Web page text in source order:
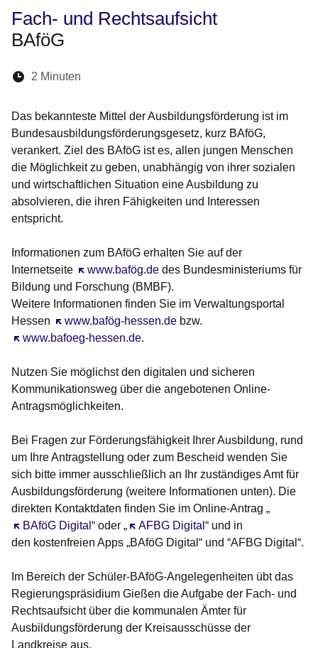
Fach- und Rechtsaufsicht
BAföG
Lesedauer:
2 Minuten
Das bekannteste Mittel der Ausbildungsförderung ist im
Bundesausbildungsförderungsgesetz, kurz BAföG,
verankert. Ziel des BAföG ist es, allen jungen Menschen
die Möglichkeit zu geben, unabhängig von ihrer sozialen
und wirtschaftlichen Situation eine Ausbildung zu
absolvieren, die ihren Fähigkeiten und Interessen
entspricht.
Informationen zum BAföG erhalten Sie auf der
Internetseite
www.bafög.de
Öffnet sich in einem neuen Fenster
des Bundesministeriums für
Bildung und Forschung (BMBF).
Weitere Informationen finden Sie im Verwaltungsportal
Hessen
www.bafög-hessen.de
Öffnet sich in einem neuen Fenster
bzw.
www.bafoeg-hessen.de
Öffnet sich in einem neuen Fenster
.
Nutzen Sie möglichst den digitalen und sicheren
Kommunikationsweg über die angebotenen Online-
Antragsmöglichkeiten.
Bei Fragen zur Förderungsfähigkeit Ihrer Ausbildung, rund
um Ihre Antragstellung oder zum Bescheid wenden Sie
sich bitte immer ausschließlich an Ihr zuständiges Amt für
Ausbildungsförderung (weitere Informationen unten). Die
direkten Kontaktdaten finden Sie im Online-Antrag „
BAföG Digital
Öffnet sich in einem neuen Fenster
“ oder „ AFBG Digital
Öffnet sich in einem neuen Fenster
“ und in
den kostenfreien Apps „BAföG Digital“ und “AFBG Digital“.
Im Bereich der Schüler-BAföG-Angelegenheiten übt das
Regierungspräsidium Gießen die Aufgabe der Fach- und
Rechtsaufsicht über die kommunalen Ämter für
Ausbildungsförderung der Kreisausschüsse der
Landkreise aus.